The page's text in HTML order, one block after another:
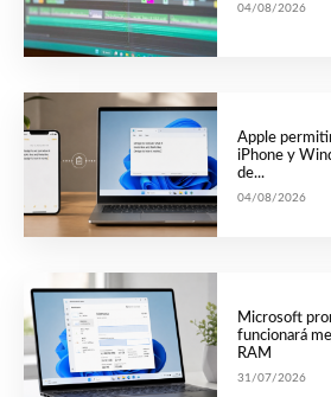
04/08/2026
Apple
iPhone y
de...
04/08/2026
Microsoft
funcionará
RAM
31/07/2026